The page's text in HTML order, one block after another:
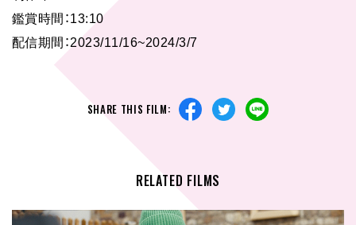
鑑賞時間：13:10
配信期間：2023/11/16~2024/3/7
SHARE THIS FILM:
RELATED FILMS